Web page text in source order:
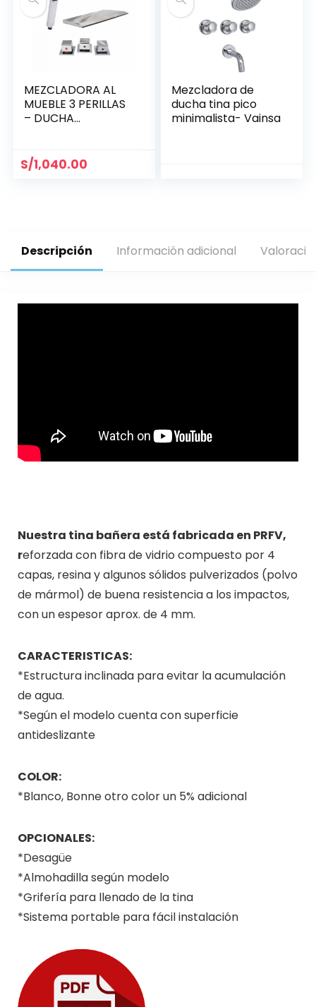
MEZCLADORA AL
MUEBLE 3 PERILLAS
– DUCHA
MINIMALISTA
S/1,040.00
Mezcladora de
ducha tina pico
minimalista- Vainsa
Descripción Información adicional
Nuestra tina bañera está fabricada en PRFV,
reforzada con fibra de vidrio compuesto por 4
capas, resina y algunos sólidos pulverizados (polvo
de mármol) de buena resistencia a los impactos,
con un espesor aprox. de 4 mm.
CARACTERISTICAS:
*Estructura inclinada para evitar la acumulación
de agua.
*Según el modelo cuenta con superficie
antideslizante
COLOR:
*Blanco, Bonne otro color un 5% adicional
OPCIONALES:
*Desagüe
*Almohadilla según modelo
*Grifería para llenado de la tina
*Sistema portable para fácil instalación